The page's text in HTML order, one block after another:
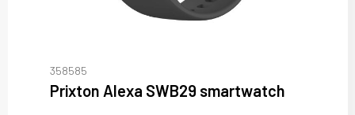
358585
Prixton Alexa SWB29 smartwatch